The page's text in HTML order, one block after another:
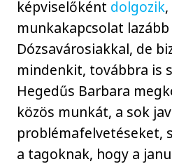
képviselőként dolgozik
munkakapcsolat
Dózsavárosiakkal, de
mindenkit, továbbra is
Hegedűs Barbara
közös munkát, a sok
problémafelvetéseket,
a tagoknak, hogy a